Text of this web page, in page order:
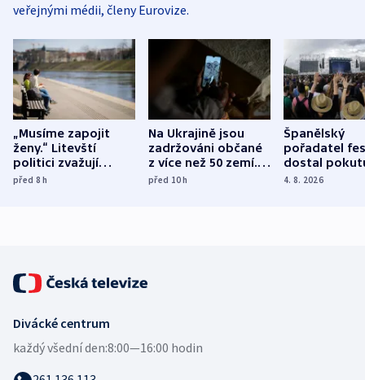
veřejnými médii, členy Eurovize.
„Musíme zapojit
ženy.“ Litevští
politici zvažují
dohodu o
před 8h
Na Ukrajině jsou
zadržováni občané
z více než 50 zemí.
Bojovali na straně
před 10h
Španělský
pořadatel
dostal
nekalé
4. 8. 2026
Divácké centrum
každý všední den:8:00—16:00 hodin